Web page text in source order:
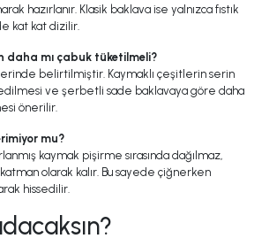
hazırlanır. Klasik baklava ise yalnızca fıstık
kat kat dizilir.
daha mı çabuk tüketilmeli?
belirtilmiştir. Kaymaklı çeşitlerin serin
ve şerbetli sade baklavaya göre daha
önerilir.
mu?
kaymak pişirme sırasında dağılmaz,
olarak kalır. Bu sayede çiğnerken
hissedilir.